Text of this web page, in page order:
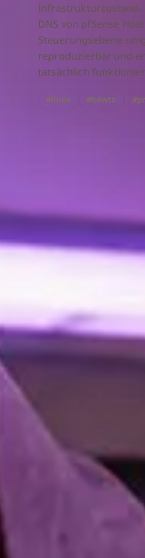
Infrastrukturzustand.
DNS von pfSense
Steuerungsebene
reproduzierbar und
tatsächlich
#linux #howto